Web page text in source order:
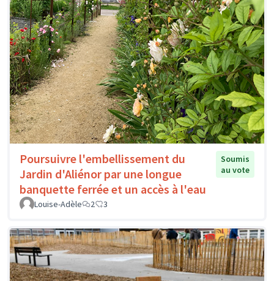
Poursuivre l'embellissement du
Jardin d'Aliénor par une longue
banquette ferrée et un accès à l'eau
Soumis
au vote
Louise-Adèle 2 3